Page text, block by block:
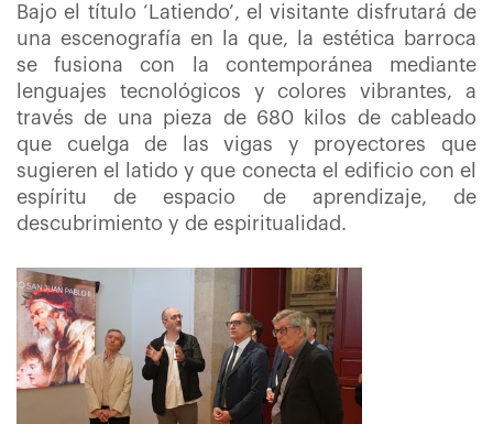
Bajo el título ‘Latiendo’, el visitante disfrutará de
una escenografía en la que, la estética barroca
se fusiona con la contemporánea mediante
lenguajes tecnológicos y colores vibrantes, a
través de una pieza de 680 kilos de cableado
que cuelga de las vigas y proyectores que
sugieren el latido y que conecta el edificio con el
espíritu de espacio de aprendizaje, de
descubrimiento y de espiritualidad.